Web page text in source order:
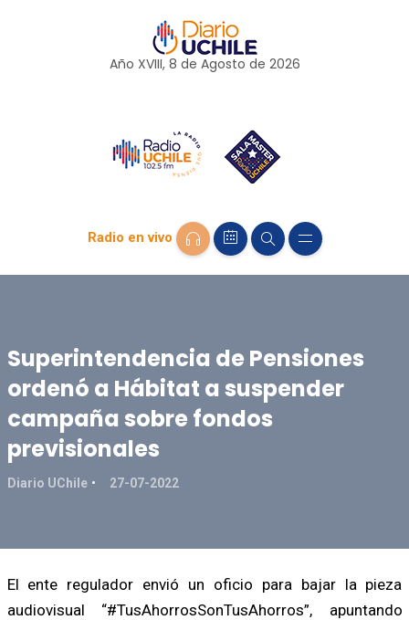
Año XVIII, 8 de Agosto de 2026
Radio en vivo
Superintendencia de Pensiones
ordenó a Hábitat a suspender
campaña sobre fondos
previsionales
Diario UChile 27-07-2022
El ente regulador envió un oficio para bajar la pieza
audiovisual “#TusAhorrosSonTusAhorros”, apuntando